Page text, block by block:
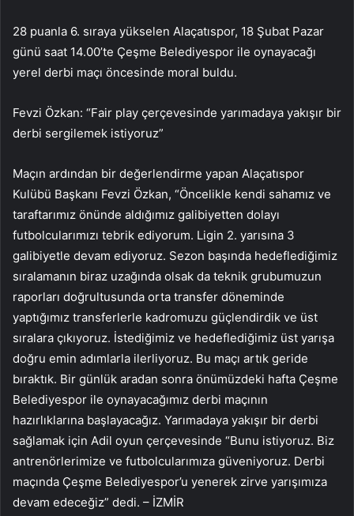
28 puanla 6. sıraya yükselen Alaçatıspor, 18 Şubat Pazar
günü saat 14.00’te Çeşme Belediyespor ile oynayacağı
yerel derbi maçı öncesinde moral buldu.
Fevzi Özkan: “Fair play çerçevesinde yarımadaya yakışır bir
derbi sergilemek istiyoruz”
Maçın ardından bir değerlendirme yapan Alaçatıspor
Kulübü Başkanı Fevzi Özkan, “Öncelikle kendi sahamız ve
taraftarımız önünde aldığımız galibiyetten dolayı
futbolcularımızı tebrik ediyorum. Ligin 2. yarısına 3
galibiyetle devam ediyoruz. Sezon başında hedeflediğimiz
sıralamanın biraz uzağında olsak da teknik grubumuzun
raporları doğrultusunda orta transfer döneminde
yaptığımız transferlerle kadromuzu güçlendirdik ve üst
sıralara çıkıyoruz. İstediğimiz ve hedeflediğimiz üst yarışa
doğru emin adımlarla ilerliyoruz. Bu maçı artık geride
bıraktık. Bir günlük aradan sonra önümüzdeki hafta Çeşme
Belediyespor ile oynayacağımız derbi maçının
hazırlıklarına başlayacağız. Yarımadaya yakışır bir derbi
sağlamak için Adil oyun çerçevesinde “Bunu istiyoruz. Biz
antrenörlerimize ve futbolcularımıza güveniyoruz. Derbi
maçında Çeşme Belediyespor’u yenerek zirve yarışımıza
devam edeceğiz” dedi. – İZMİR